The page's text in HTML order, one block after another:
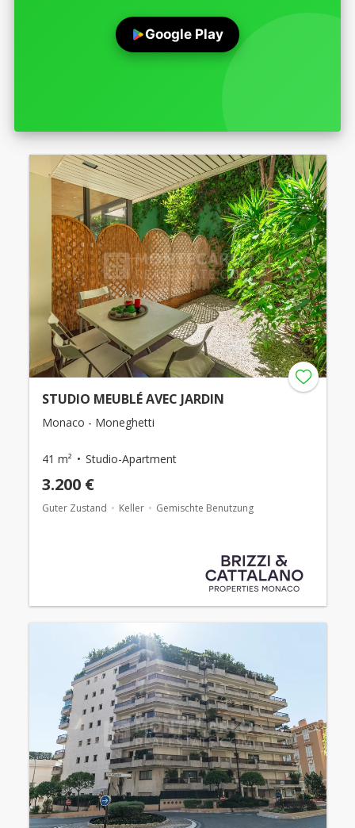
Google Play
STUDIO MEUBLÉ AVEC JARDIN
Monaco - Moneghetti
41 m² Studio-Apartment
3.200 €
Guter Zustand Keller Gemischte Benutzung